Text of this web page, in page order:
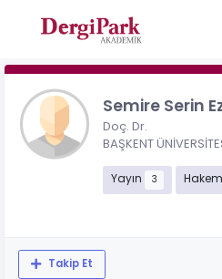
Semire Serin
Doç. Dr.
BAŞKENT
Yayın 3
Takip Et